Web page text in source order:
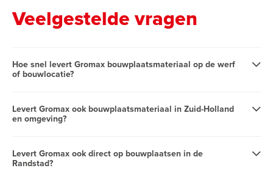
Veelgestelde vragen
Hoe snel levert Gromax bouwplaatsmateriaal op de werf
of bouwlocatie?
Levert Gromax ook bouwplaatsmateriaal in Zuid-Holland
en omgeving?
Levert Gromax ook direct op bouwplaatsen in de
Randstad?